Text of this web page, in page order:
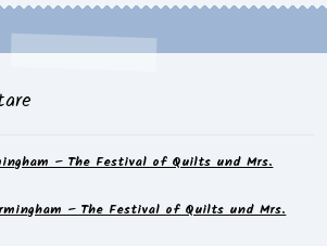
– The Festival of Quilts und Mrs.
– The Festival of Quilts und Mrs.